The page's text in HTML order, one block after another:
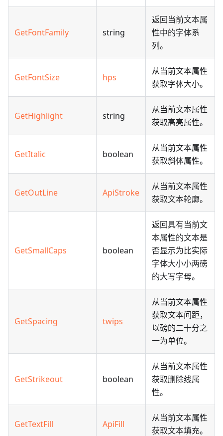
GetFontFamily string
返回当前文本属
性中的字体系
列。
GetFontSize hps
从当前文本属性
获取字体大小。
GetHighlight string
从当前文本属性
获取高亮属性。
GetItalic boolean
从当前文本属性
获取斜体属性。
GetOutLine ApiStroke
从当前文本属性
获取文本轮廓。
GetSmallCaps boolean
返回具有当前文
本属性的文本是
否显示为比实际
字体大小小两磅
的大写字母。
GetSpacing twips
从当前文本属性
获取文本间距，
以磅的二十分之
一为单位。
GetStrikeout boolean
从当前文本属性
获取删除线属
性。
GetTextFill ApiFill
从当前文本属性
获取文本填充。